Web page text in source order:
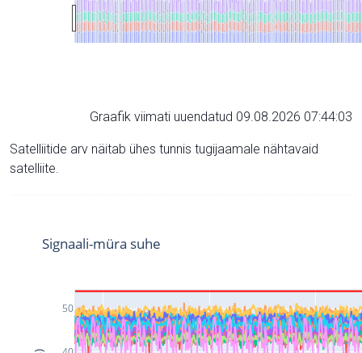
Graafik viimati uuendatud 09.08.2026 07:44:03
Satelliitide arv näitab ühes tunnis tugijaamale nähtavaid
satelliite.
50
Signaali-müra suhe